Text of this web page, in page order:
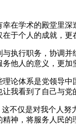
在学术的殿堂里
于个人的成就，更
执行职务，协调
他人的意义，更加
论体系是党领导
我看到了自己与党
不仅是对我个人
神，将服务人民的